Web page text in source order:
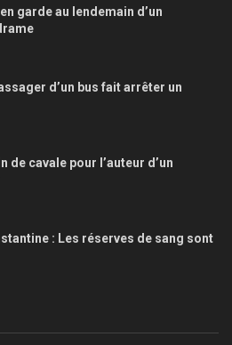
garde au lendemain d’un
d’un bus fait arrêter un
de cavale pour l’auteur d’un
: Les réserves de sang sont